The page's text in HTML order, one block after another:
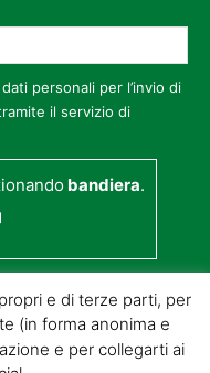
personali per l’invio di
il servizio di
bandiera.
e di terze parti, per
(in forma anonima e
e per collegarti ai